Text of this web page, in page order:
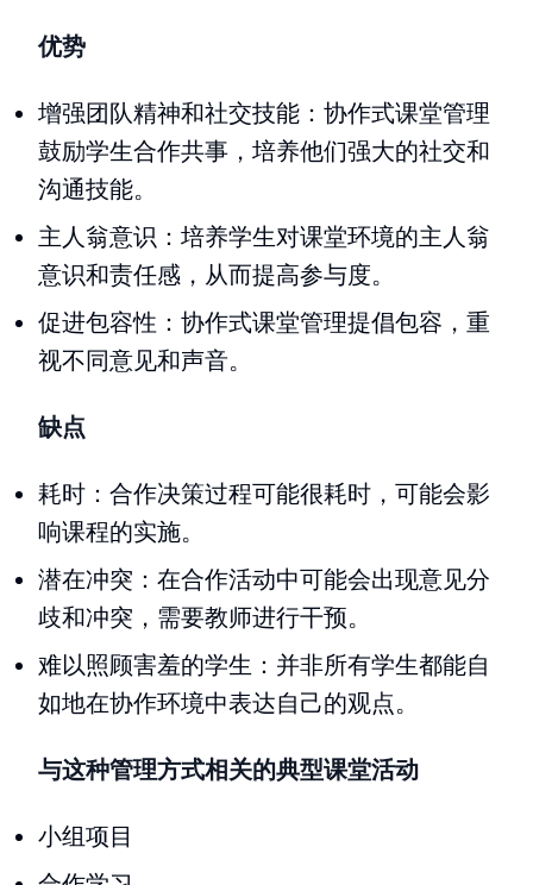
优势
增强团队精神和社交技能：协作式课堂管理
鼓励学生合作共事，培养他们强大的社交和
沟通技能。
主人翁意识：培养学生对课堂环境的主人翁
意识和责任感，从而提高参与度。
促进包容性：协作式课堂管理提倡包容，重
视不同意见和声音。
缺点
耗时：合作决策过程可能很耗时，可能会影
响课程的实施。
潜在冲突：在合作活动中可能会出现意见分
歧和冲突，需要教师进行干预。
难以照顾害羞的学生：并非所有学生都能自
如地在协作环境中表达自己的观点。
与这种管理方式相关的典型课堂活动
小组项目